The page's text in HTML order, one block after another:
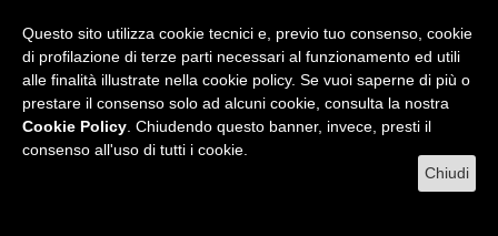
Questo sito utilizza cookie tecnici e, previo tuo consenso, cookie
di profilazione di terze parti necessari al funzionamento ed utili
alle finalità illustrate nella cookie policy. Se vuoi saperne di più o
prestare il consenso solo ad alcuni cookie, consulta la nostra
Cookie Policy . Chiudendo questo banner, invece, presti il
consenso all'uso di tutti i cookie.
Chiudi
RADIO WEB TV L'AGENDA
MENU